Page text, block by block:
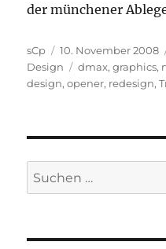
der münchener
Autor
sCp
Veröffentlicht
am
10. November 2008
Design
Schlagwörter
dmax,graphics,
design,opener, redesign,
Suchen
nach: